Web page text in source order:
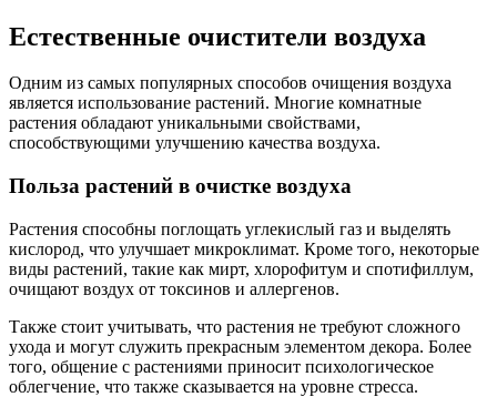
Естественные очистители воздуха
Одним из самых популярных способов очищения воздуха
является использование растений. Многие комнатные
растения обладают уникальными свойствами,
способствующими улучшению качества воздуха.
Польза растений в очистке воздуха
Растения способны поглощать углекислый газ и выделять
кислород, что улучшает микроклимат. Кроме того, некоторые
виды растений, такие как мирт, хлорофитум и спотифиллум,
очищают воздух от токсинов и аллергенов.
Также стоит учитывать, что растения не требуют сложного
ухода и могут служить прекрасным элементом декора. Более
того, общение с растениями приносит психологическое
облегчение, что также сказывается на уровне стресса.